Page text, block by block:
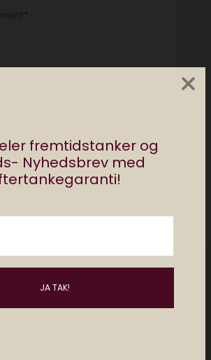
fremtidstanker og
Nyhedsbrev med
×